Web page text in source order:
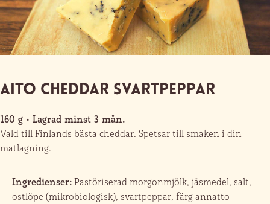
Aito Cheddar Svartpeppar
160 g • Lagrad minst 3 mån.
Vald till Finlands bästa cheddar. Spetsar till smaken i din
matlagning.
Ingredienser: Pastöriserad morgonmjölk, jäsmedel, salt,
ostlöpe (mikrobiologisk), svartpeppar, färg annatto